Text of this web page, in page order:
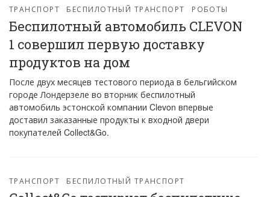
ТРАНСПОРТ БЕСПИЛОТНЫЙ ТРАНСПОРТ РОБОТЫ
Беспилотный автомобиль CLEVON
1 совершил первую доставку
продуктов на дом
После двух месяцев тестового периода в бельгийском
городе Лондерзеле во вторник беспилотный
автомобиль эстонской компании Clevon впервые
доставил заказанные продукты к входной двери
покупателей Collect&Go.
ТРАНСПОРТ БЕСПИЛОТНЫЙ ТРАНСПОРТ